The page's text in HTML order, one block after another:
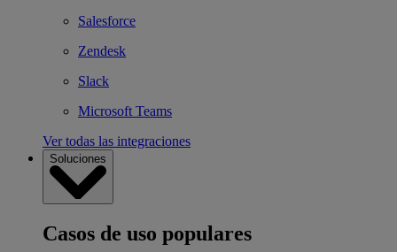
Salesforce
Zendesk
Slack
Microsoft Teams
Ver todas las integraciones
Soluciones
Casos de uso populares